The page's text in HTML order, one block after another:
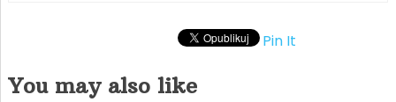
Pin It
You may also like